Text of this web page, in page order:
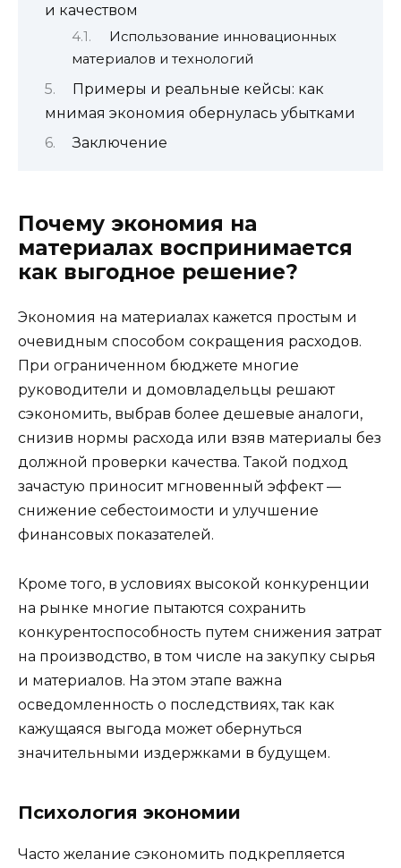
и качеством
Использование инновационных
материалов и технологий
Примеры и реальные кейсы: как
мнимая экономия обернулась убытками
Заключение
Почему экономия на
материалах воспринимается
как выгодное решение?
Экономия на материалах кажется простым и
очевидным способом сокращения расходов.
При ограниченном бюджете многие
руководители и домовладельцы решают
сэкономить, выбрав более дешевые аналоги,
снизив нормы расхода или взяв материалы без
должной проверки качества. Такой подход
зачастую приносит мгновенный эффект —
снижение себестоимости и улучшение
финансовых показателей.
Кроме того, в условиях высокой конкуренции
на рынке многие пытаются сохранить
конкурентоспособность путем снижения затрат
на производство, в том числе на закупку сырья
и материалов. На этом этапе важна
осведомленность о последствиях, так как
кажущаяся выгода может обернуться
значительными издержками в будущем.
Психология экономии
Часто желание сэкономить подкрепляется